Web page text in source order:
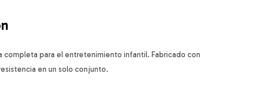
completa para el entretenimiento infantil. Fabricado con
en un solo conjunto.